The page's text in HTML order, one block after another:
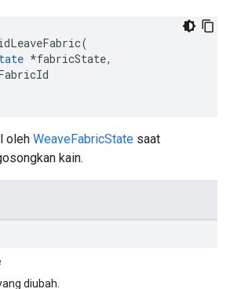
*fabricState,
oleh WeaveFabricState saat
kain.
diubah.